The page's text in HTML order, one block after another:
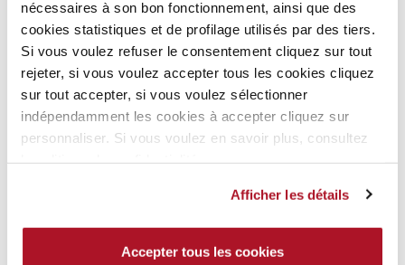
nécessaires à son bon fonctionnement, ainsi que des
cookies statistiques et de profilage utilisés par des tiers.
Si vous voulez refuser le consentement cliquez sur tout
rejeter, si vous voulez accepter tous les cookies cliquez
sur tout accepter, si vous voulez sélectionner
indépendamment les cookies à accepter cliquez sur
personnaliser. Si vous voulez en savoir plus, consultez
Afficher les détails
Accepter tous les cookies
options
peuvent
être
choisies
sur
la
page
du
options
peuvent
être
choisies
sur
la
page
du
produit
FORMULA PURA HUILE
FORMULA PURA
VERNIS DURCISSEUR